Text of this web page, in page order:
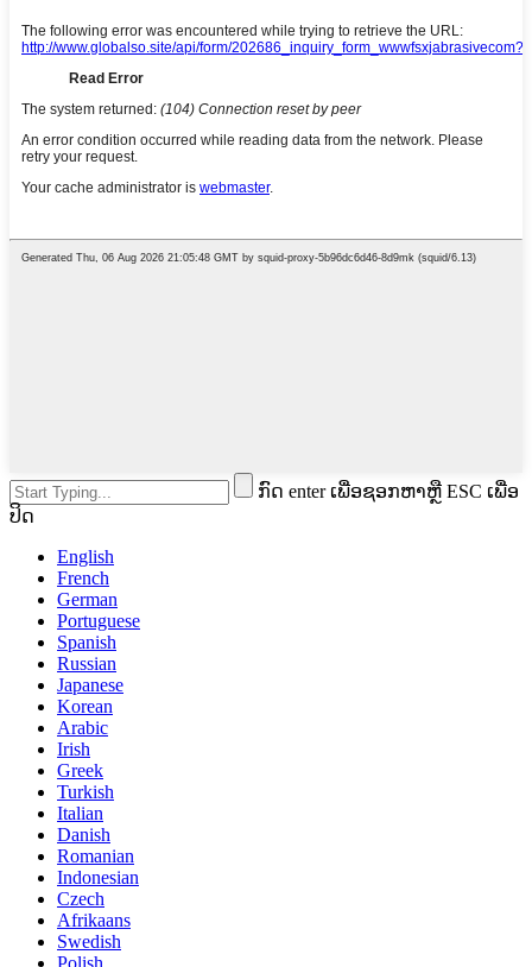
ກົດ enter ເພື່ອຊອກຫາຫຼື ESC ເພື່ອ
ປິດ
English
French
German
Portuguese
Spanish
Russian
Japanese
Korean
Arabic
Irish
Greek
Turkish
Italian
Danish
Romanian
Indonesian
Czech
Afrikaans
Swedish